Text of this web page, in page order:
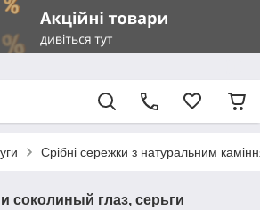
Срібні сережки з натуральним
соколиный глаз, серьги